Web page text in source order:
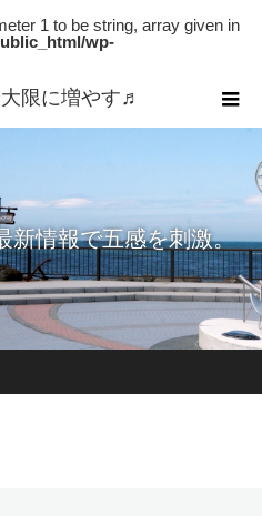
1 to be string, array given in
wp-
限に増やす♬
新情報で五感を刺激。